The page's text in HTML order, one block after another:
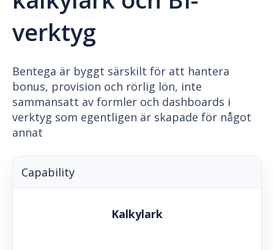
verktyg
Bentega är byggt särskilt för att hantera
bonus, provision och rörlig lön, inte
sammansatt av formler och dashboards i
verktyg som egentligen är skapade för något
annat
Capability
Kalkylark